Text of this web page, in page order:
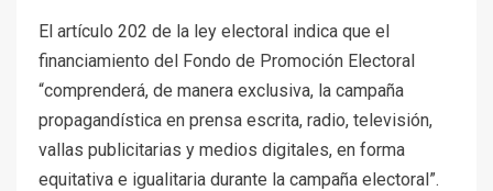
El artículo 202 de la ley electoral indica que el
financiamiento del Fondo de Promoción Electoral
“comprenderá, de manera exclusiva, la campaña
propagandística en prensa escrita, radio, televisión,
vallas publicitarias y medios digitales, en forma
equitativa e igualitaria durante la campaña electoral”.